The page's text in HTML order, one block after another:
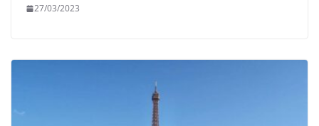
27/03/2023